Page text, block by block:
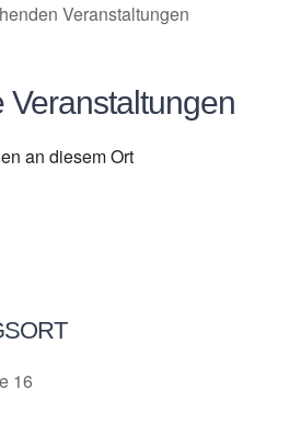
Veranstaltungen
Veranstaltungen
an diesem Ort
16